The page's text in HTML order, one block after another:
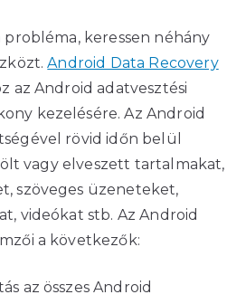
probléma, keressen néhány
Android Data Recovery
az Android adatvesztési
kezelésére. Az Android
rövid időn belül
vagy elveszett tartalmakat,
szöveges üzeneteket,
videókat stb. Az Android
a következők:
az összes Android